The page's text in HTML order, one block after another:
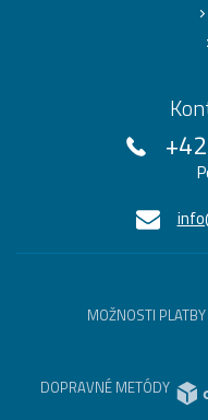
MOŽNOSTI PLATBY
DOPRAVNÉ METÓDY